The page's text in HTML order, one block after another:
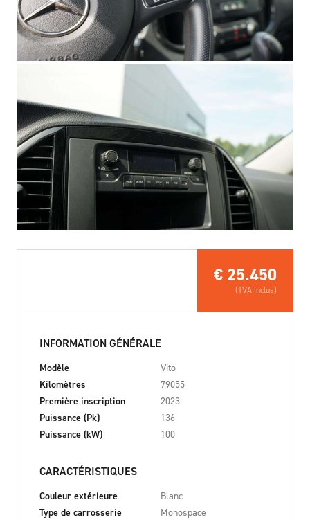
€ 25.450
(TVA inclus)
INFORMATION GÉNÉRALE
Modèle
Vito
Kilomètres
79055
Première inscription
2023
Puissance (Pk)
136
Puissance (kW)
100
CARACTÉRISTIQUES
Couleur extérieure
Blanc
Type de carrosserie
Monospace